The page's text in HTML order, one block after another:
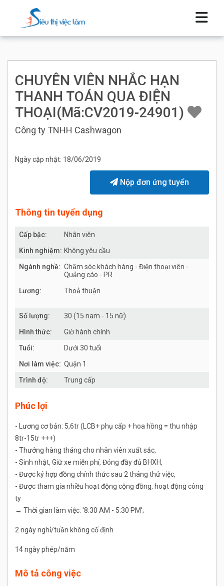
CHUYÊN VIÊN NHẮC HẠN
THANH TOÁN QUA ĐIỆN
THOẠI(Mã:CV2019-24901)
Công ty TNHH Cashwagon
Ngày cập nhật: 18/06/2019
Nộp đơn ứng tuyển
Thông tin tuyển dụng
Cấp bậc:
Nhân viên
Kinh nghiệm: Không yêu cầu
Ngành nghề: Chăm sóc khách hàng - Điện thoại viên -
Quảng cáo - PR
Lương:
Thoả thuận
Số lượng:
30 (15 nam - 15 nữ)
Hình thức:
Giờ hành chính
Tuổi:
Dưới 30 tuổi
Nơi làm việc: Quận 1
Trình độ:
Trung cấp
Phúc lợi
- Lương cơ bản: 5,6tr (LCB+ phụ cấp + hoa hồng = thu nhập
8tr-15tr +++)
- Thưởng hàng tháng cho nhân viên xuất sắc,
- Sinh nhật, Giữ xe miễn phí, Đóng đầy đủ BHXH,
- Được ký hợp đồng chính thức sau 2 tháng thử việc,
- Được tham gia nhiều hoạt động cộng đồng, hoạt động công
ty
→ Thời gian làm việc: '8:30 AM - 5:30 PM';
2 ngày nghỉ/tuần không cố định
14 ngày phép/năm
Mô tả công việc